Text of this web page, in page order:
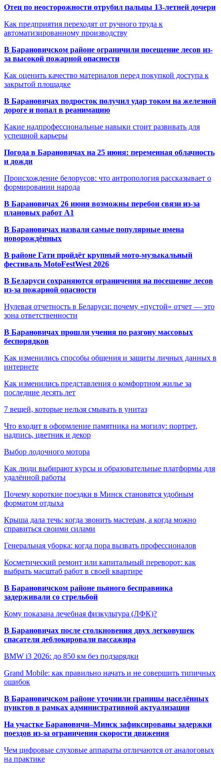
Отец по неосторожности отрубил пальцы 13-летней дочери
Как предприятия переходят от ручного труда к
автоматизированному производству
В Барановичском районе ограничили посещение лесов из-
за высокой пожарной опасности
Как оценить качество материалов перед покупкой доступа к
закрытой площадке
В Барановичах подросток получил удар током на железной
дороге и попал в реанимацию
Какие надпрофессиональные навыки стоит развивать для
успешной карьеры
Погода в Барановичах на 25 июня: переменная облачность
и дожди
Происхождение белорусов: что антропология рассказывает о
формировании народа
В Барановичах 26 июня возможны перебои связи из-за
плановых работ A1
В Барановичах назвали самые популярные имена
новорождённых
В районе Гати пройдёт крупный мото-музыкальный
фестиваль MotoFestWest 2026
В Беларуси сохраняются ограничения на посещение лесов
из-за пожарной опасности
Нулевая отчетность в Беларуси: почему «пустой» отчет — это
зона ответственности
В Барановичах прошли учения по разгону массовых
беспорядков
Как изменились способы общения и защиты личных данных в
интернете
Как изменились представления о комфортном жилье за
последние десять лет
7 вещей, которые нельзя смывать в унитаз
Что входит в оформление памятника на могилу: портрет,
надпись, цветник и декор
Выбор лодочного мотора
Как люди выбирают курсы и образовательные платформы для
удалённой работы
Почему короткие поездки в Минск становятся удобным
форматом отдыха
Крыша дала течь: когда звонить мастерам, а когда можно
справиться своими силами
Генеральная уборка: когда пора вызвать профессионалов
Косметический ремонт или капитальный переворот: как
выбрать масштаб работ в своей квартире
В Барановичском районе пьяного бесправника
задерживали со стрельбой
Кому показана лечебная физкультура (ЛФК)?
В Барановичах после столкновения двух легковушек
спасатели деблокировали пассажира
BMW i3 2026: до 850 км без подзарядки
Grand Mobile: как правильно начать и не совершить типичных
ошибок
В Барановичском районе уточнили границы населённых
пунктов в рамках административной актуализации
На участке Барановичи–Минск зафиксированы задержки
поездов из-за ограничения скорости движения
Чем цифровые слуховые аппараты отличаются от аналоговых
на практике